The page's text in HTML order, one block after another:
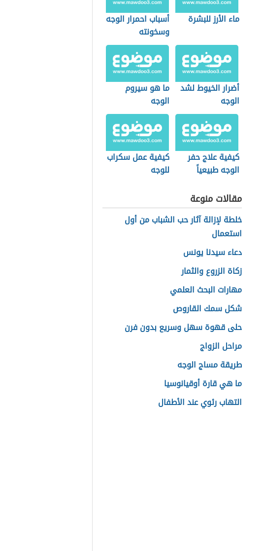
ماء الأرز للبشرة
أسباب احمرار الوجه
وسخونته
أضرار الخيوط لشد
الوجه
ما هو سيروم
الوجه
كيفية علاج حفر
الوجه طبيعياً
كيفية عمل سكراب
للوجه
مقالات منوعة
خلطة لإزالة آثار حب الشباب من أول
استعمال
دعاء سيدنا يونس
زكاة الزروع والثمار
مهارات البحث العلمي
شكل سمك القاروص
حلى قهوة سهل وسريع بدون فرن
مراحل الزواج
طريقة مساج الوجه
ما هي قارة أوقيانوسيا
التهاب رئوي عند الأطفال